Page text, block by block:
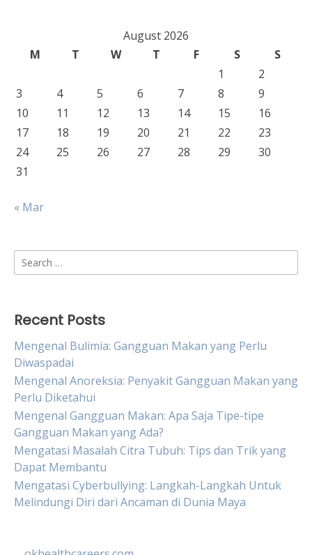
August 2026
M
T W T F S
S
1
2
3
4 5 6 7 8
9
10
11 12 13 14 15
16
17
18 19 20 21 22
23
24
25 26 27 28 29
30
31
« Mar
Search
for:
Recent Posts
Mengenal Bulimia: Gangguan Makan yang Perlu
Diwaspadai
Mengenal Anoreksia: Penyakit Gangguan Makan yang
Perlu Diketahui
Mengenal Gangguan Makan: Apa Saja Tipe-tipe
Gangguan Makan yang Ada?
Mengatasi Masalah Citra Tubuh: Tips dan Trik yang
Dapat Membantu
Mengatasi Cyberbullying: Langkah-Langkah Untuk
Melindungi Diri dari Ancaman di Dunia Maya